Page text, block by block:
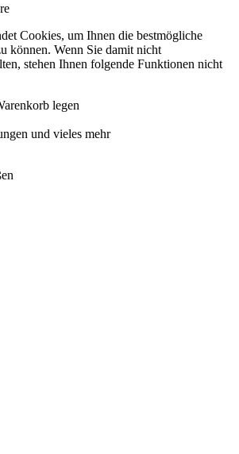
Cookies, um Ihnen die bestmögliche
können. Wenn Sie damit nicht
stehen Ihnen folgende Funktionen nicht
legen
und vieles mehr